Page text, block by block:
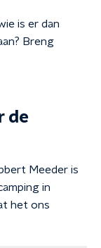
is er dan
Breng
de
Meeder is
in
het ons